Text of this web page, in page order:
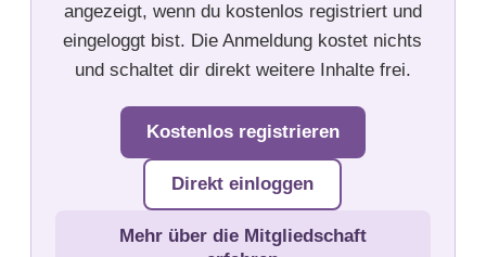
angezeigt, wenn du kostenlos registriert und
eingeloggt bist. Die Anmeldung kostet nichts
und schaltet dir direkt weitere Inhalte frei.
Kostenlos registrieren
Direkt einloggen
Mehr über die Mitgliedschaft